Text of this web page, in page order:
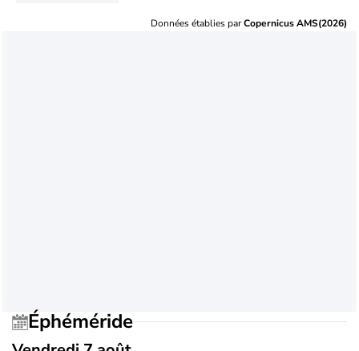
Données établies parCopernicus AMS(2026)
Éphéméride